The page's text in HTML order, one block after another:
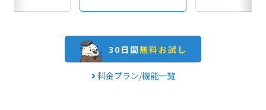
30日間無料お試し
料金プラン/機能一覧